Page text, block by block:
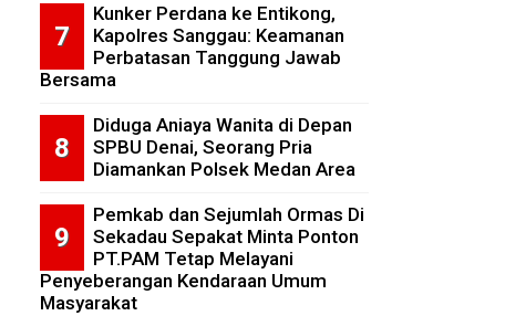
Kunker Perdana ke Entikong,
Kapolres Sanggau: Keamanan
Perbatasan Tanggung Jawab
Bersama
Diduga Aniaya Wanita di Depan
SPBU Denai, Seorang Pria
Diamankan Polsek Medan Area
Pemkab dan Sejumlah Ormas Di
Sekadau Sepakat Minta Ponton
PT.PAM Tetap Melayani
Penyeberangan Kendaraan Umum
Masyarakat